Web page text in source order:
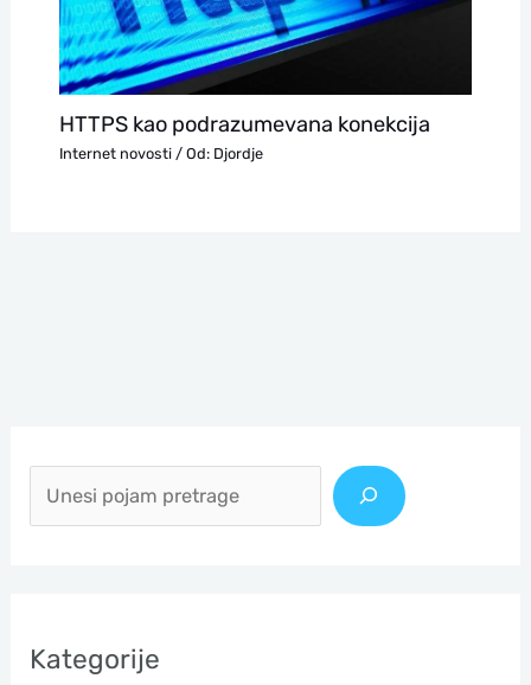
HTTPS kao podrazumevana konekcija
Internet novosti/ Od: Djordje
е
гKategorije